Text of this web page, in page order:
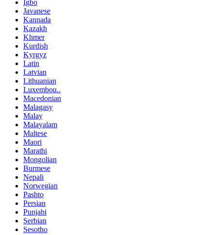
Igbo
Javanese
Kannada
Kazakh
Khmer
Kurdish
Kyrgyz
Latin
Latvian
Lithuanian
Luxembou..
Macedonian
Malagasy
Malay
Malayalam
Maltese
Maori
Marathi
Mongolian
Burmese
Nepali
Norwegian
Pashto
Persian
Punjabi
Serbian
Sesotho